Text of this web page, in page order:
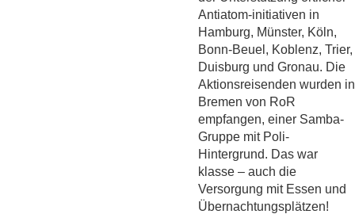
Antiatom-initiativen in
Hamburg, Münster, Köln,
Bonn-Beuel, Koblenz, Trier,
Duisburg und Gronau. Die
Aktionsreisenden wurden in
Bremen von RoR
empfangen, einer Samba-
Gruppe mit Poli-
Hintergrund. Das war
klasse – auch die
Versorgung mit Essen und
Übernachtungsplätzen!